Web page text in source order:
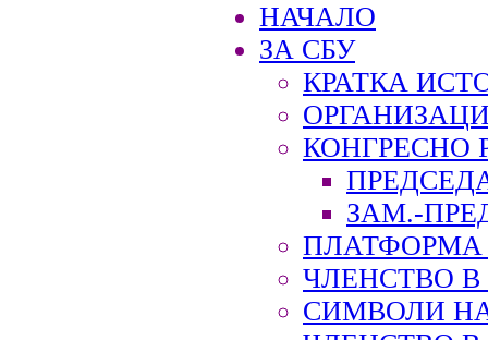
НАЧАЛО
ЗА СБУ
КРАТКА
КОНГРЕСНО
ЗАМ.-
ПЛАТФОРМА
ЧЛЕНСТВО В
СИМВОЛИ